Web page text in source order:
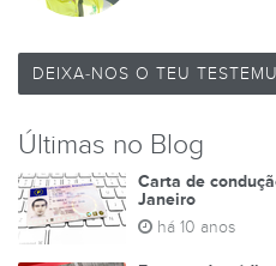
DEIXA-NOS O TEU
Últimas no Blog
Carta de
Janeiro
há 10 anos